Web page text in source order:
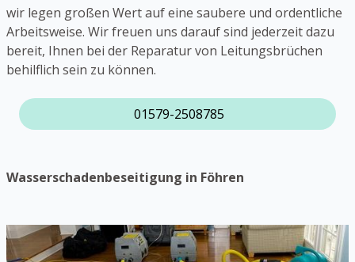
wir legen großen Wert auf eine saubere und ordentliche
Arbeitsweise. Wir freuen uns darauf sind jederzeit dazu
bereit, Ihnen bei der Reparatur von Leitungsbrüchen
behilflich sein zu können.
01579-2508785
Wasserschadenbeseitigung in Föhren